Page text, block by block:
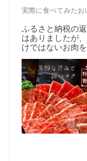
別海牛と黒毛和牛
◆ーーーーーーーー
特製甘だれ と 特製
ご飯がすすむ食べ比
◇ーーーーーーーー
焼肉専門店仕込み
から大人まで大好評
濃いめの味付けで
◆ーーーーーーーー
愛情かけた、高品質
畜産農家の皆さん
実際に食べてみたお
ふるさと納税の
はありましたが
けではないお肉